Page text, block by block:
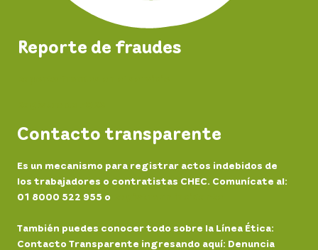
Reporte de fraudes
Contacto transparente
Es un mecanismo para registrar actos indebidos de
los trabajadores o contratistas CHEC. Comunícate al:
01 8000 522 955 o
También puedes conocer todo sobre la Línea Ética:
Contacto Transparente ingresando aquí: Denuncia